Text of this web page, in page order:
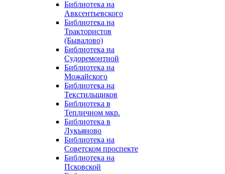
Библиотека на
Авксентьевского
Библиотека на
Трактористов
(Бывалово)
Библиотека на
Судоремонтной
Библиотека на
Можайского
Библиотека на
Текстильщиков
Библиотека в
Тепличном мкр.
Библиотека в
Лукьяново
Библиотека на
Советском проспекте
Библиотека на
Псковской